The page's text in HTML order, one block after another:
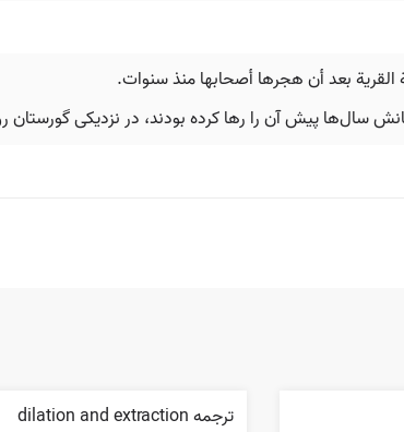
بعد أن هجرها أصحابها منذ سنوات.
سال‌ها پیش آن را رها کرده بودند، در نزدیکی گورستان
ترجمه dilation and extraction